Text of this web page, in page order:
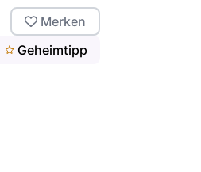
Geheimtipp
Merken